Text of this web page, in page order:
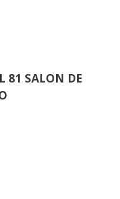
81 SALON DE